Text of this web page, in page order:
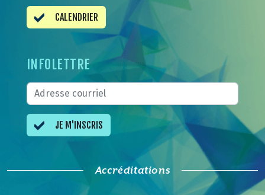
CALENDRIER
INFOLETTRE
JE M'INSCRIS
Accréditations